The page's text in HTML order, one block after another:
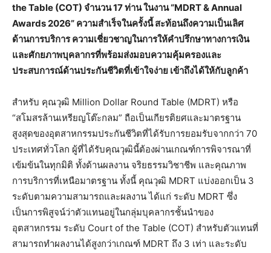
the Table (COT) จำนวน 17 ท่าน ในงาน “MDRT & Annual
Awards 2026” ความสำเร็จในครั้งนี้ สะท้อนถึงความเป็นเลิศ
ด้านการบริการ ความเชี่ยวชาญในการให้คำปรึกษาทางการเงิน
และศักยภาพบุคลากรที่พร้อมส่งมอบความคุ้มครองและ
ประสบการณ์ด้านประกันชีวิตที่เข้าใจง่าย เข้าถึงได้ให้กับลูกค้า
สำหรับ คุณวุฒิ Million Dollar Round Table (MDRT) หรือ
“สโมสรล้านเหรียญโต๊ะกลม” ถือเป็นเกียรติยศและมาตรฐาน
สูงสุดของอุตสาหกรรมประกันชีวิตที่ได้รับการยอมรับจากกว่า 70
ประเทศทั่วโลก ผู้ที่ได้รับคุณวุฒินี้ต้องผ่านเกณฑ์การพิจารณาที่
เข้มข้นในทุกมิติ ทั้งด้านผลงาน จริยธรรมวิชาชีพ และคุณภาพ
การบริการที่เหนือมาตรฐาน ทั้งนี้ คุณวุฒิ MDRT แบ่งออกเป็น 3
ระดับตามความสามารถและผลงาน ได้แก่ ระดับ MDRT ซึ่ง
เป็นการพิสูจน์ว่าตัวแทนอยู่ในกลุ่มบุคลากรชั้นนำของ
อุตสาหกรรม ระดับ Court of the Table (COT) สำหรับตัวแทนที่
สามารถทำผลงานได้สูงกว่าเกณฑ์ MDRT ถึง 3 เท่า และระดับ